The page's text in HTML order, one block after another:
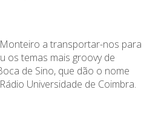
a transportar-nos para
os temas mais groovy de
de Sino, que dão o nome
Universidade de Coimbra.